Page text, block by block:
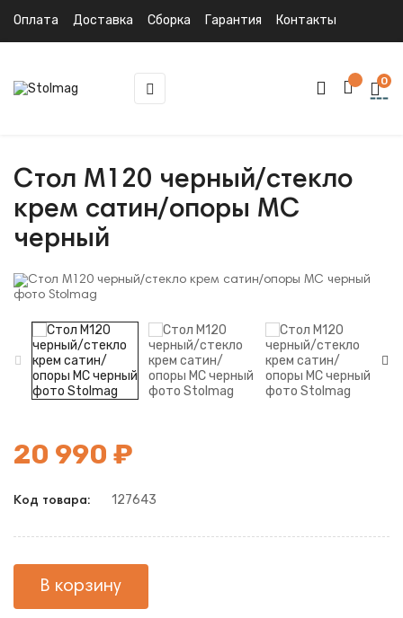
Оплата Доставка Сборка Гарантия Контакты
Toggle
navigation
☰ 0
Стол M120 черный/стекло
крем сатин/опоры MC
черный
20 990 ₽
Код товара: 127643
В корзину